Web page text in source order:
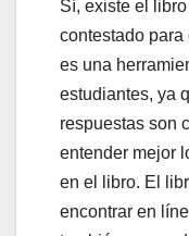
Sí, existe el
contestado
es una
estudiantes, ya
respuestas son
entender mejor
en el libro. El
encontrar en